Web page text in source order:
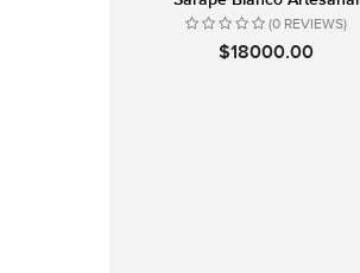
(0 REVIEWS)
$18000.00